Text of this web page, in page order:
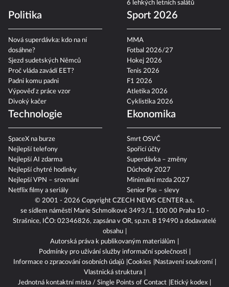
© 2001 - 2026 Copyright CZECH NEWS CENTER a.s.
se sídlem náměstí Marie Schmolkové 3493/1, 100 00 Praha 10 -
Strašnice, IČO: 02346826, zapsána v OR, sp.zn. B 19490 a dodavatelé
obsahu
Autorská práva k publikovaným materiálům
Podmínky pro užívání služby informační společnosti
Informace o zpracování osobních údajů Cookies
Nastavení soukromí
Vlastnická struktura
Jednotná kontaktní místa / Single Points of Contact
Etický kodex
6 lehkých letních salátů
Politika
Nová superdávka: kdo na ní
dosáhne?
Sjezd sudetských Němců
Proč vláda zavádí EET?
Padni komu padni
Výpověď z práce vzor
Divoký kačer
Sport 2026
MMA
Fotbal 2026/27
Hokej 2026
Tenis 2026
F1 2026
Atletika 2026
Cyklistika 2026
Technologie
SpaceX na burze
Nejlepší telefony
Nejlepší AI zdarma
Nejlepší chytré hodinky
Nejlepší VPN – srovnání
Netflix filmy a seriály
Ekonomika
Smrt OSVČ
Spořicí účty
Superdávka – změny
Důchody 2027
Minimální mzda 2027
Senior Pas – slevy